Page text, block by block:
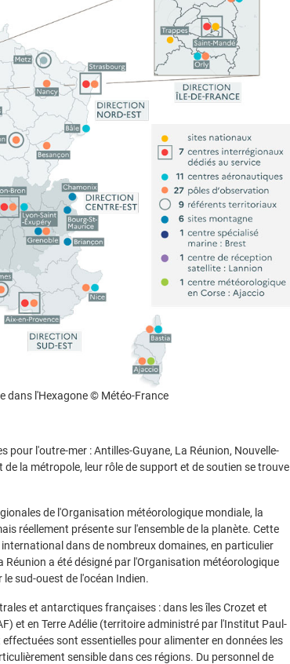
dans l'Hexagone © Météo-France
l'outre-mer : Antilles-Guyane, La Réunion, Nouvelle-
la métropole, leur rôle de support et de soutien se trouve
de l'Organisation météorologique mondiale, la
réellement présente sur l'ensemble de la planète. Cette
dans de nombreux domaines, en particulier
a été désigné par l'Organisation météorologique
sud-ouest de l'océan Indien.
et antarctiques françaises : dans les îles Crozet et
et en Terre Adélie (territoire administré par l'Institut Paul-
sont essentielles pour alimenter en données les
sensible dans ces régions. Du personnel de